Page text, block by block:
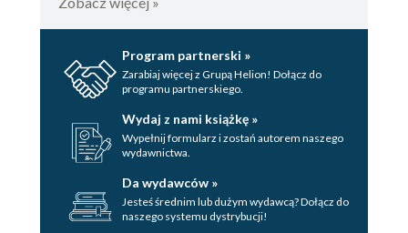
Program partnerski »
Zarabiaj więcej z Grupą Helion! Dołącz do
programu partnerskiego.
Wydaj z nami książkę »
Wypełnij formularz i zostań autorem naszego
wydawnictwa.
Da wydawców »
Jesteś średnim lub dużym wydawcą? Dołącz do
naszego systemu dystrybucji!